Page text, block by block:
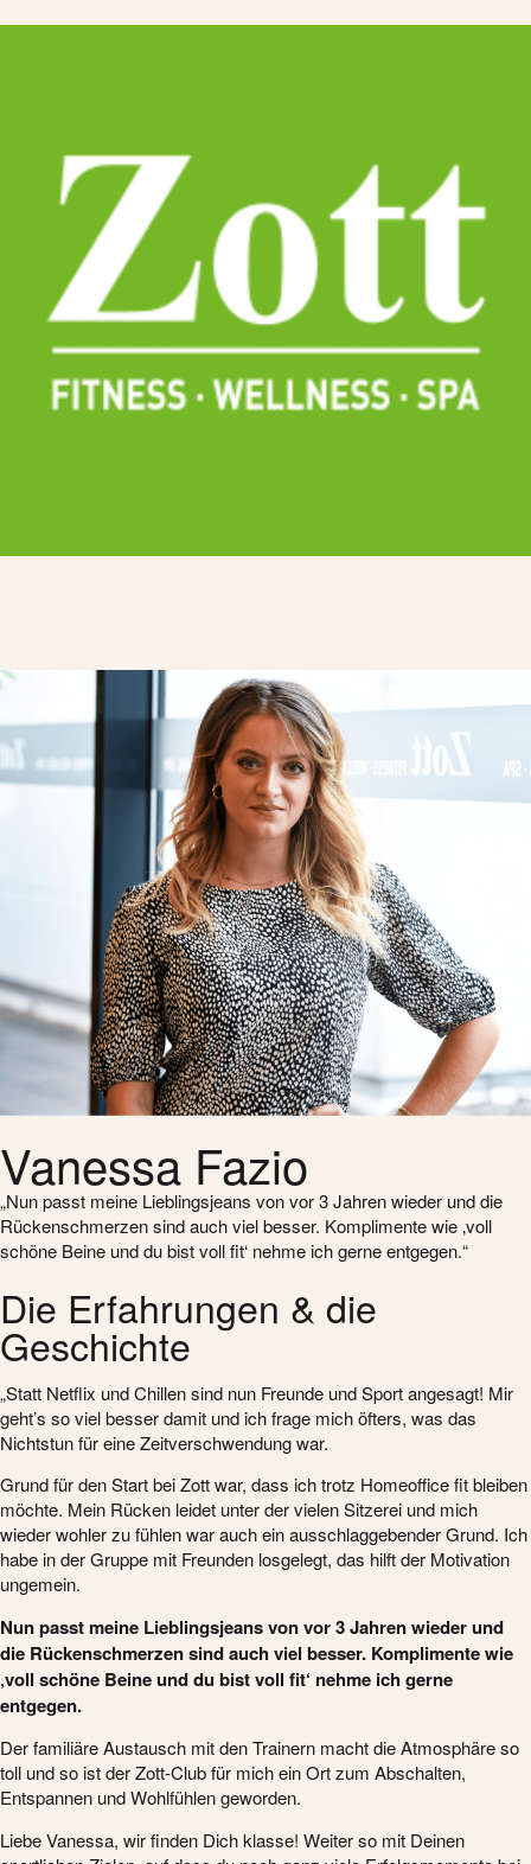
Vanessa Fazio
„Nun passt meine Lieblingsjeans von vor 3 Jahren wieder und die
Rückenschmerzen sind auch viel besser. Komplimente wie ‚voll
schöne Beine und du bist voll fit‘ nehme ich gerne entgegen.“
Die Erfahrungen & die
Geschichte
„Statt Netflix und Chillen sind nun Freunde und Sport angesagt! Mir
geht’s so viel besser damit und ich frage mich öfters, was das
Nichtstun für eine Zeitverschwendung war.
Grund für den Start bei Zott war, dass ich trotz Homeoffice fit bleiben
möchte. Mein Rücken leidet unter der vielen Sitzerei und mich
wieder wohler zu fühlen war auch ein ausschlaggebender Grund. Ich
habe in der Gruppe mit Freunden losgelegt, das hilft der Motivation
ungemein.
Nun passt meine Lieblingsjeans von vor 3 Jahren wieder und
die Rückenschmerzen sind auch viel besser. Komplimente wie
‚voll schöne Beine und du bist voll fit‘ nehme ich gerne
entgegen.
Der familiäre Austausch mit den Trainern macht die Atmosphäre so
toll und so ist der Zott-Club für mich ein Ort zum Abschalten,
Entspannen und Wohlfühlen geworden.
Liebe Vanessa, wir finden Dich klasse! Weiter so mit Deinen